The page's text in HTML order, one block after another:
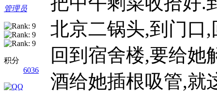
管理员
积分
6036
北京二锅头,到门口
回到宿舍楼,要给她
酒给她插根吸管,就